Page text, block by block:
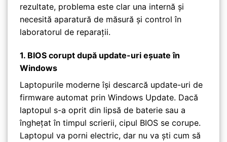
rezultate, problema este clar una internă și
necesită aparatură de măsură și control în
laboratorul de reparații.
1. BIOS corupt după update-uri eșuate în
Windows
Laptopurile moderne își descarcă update-uri de
firmware automat prin Windows Update. Dacă
laptopul s-a oprit din lipsă de baterie sau a
înghețat în timpul scrierii, cipul BIOS se corupe.
Laptopul va porni electric, dar nu va ști cum să